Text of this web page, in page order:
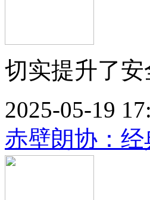
切实提升了
2025-05-19
赤壁朗协：